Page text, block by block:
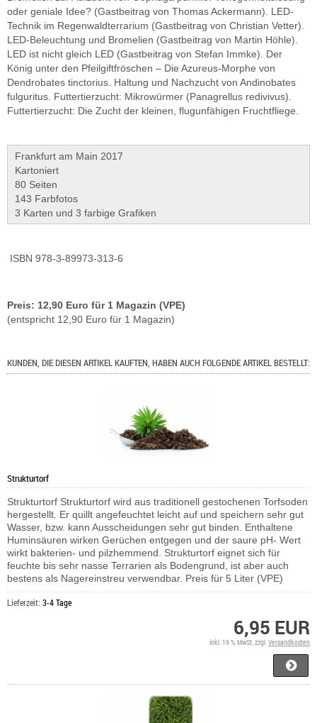
oder geniale Idee? (Gastbeitrag von Thomas Ackermann). LED-
Technik im Regenwaldterrarium (Gastbeitrag von Christian Vetter).
LED-Beleuchtung und Bromelien (Gastbeitrag von Martin Höhle).
LED ist nicht gleich LED (Gastbeitrag von Stefan Immke). Der
König unter den Pfeilgiftfröschen – Die Azureus-Morphe von
Dendrobates tinctorius. Haltung und Nachzucht von Andinobates
fulguritus. Futtertierzucht: Mikrowürmer (Panagrellus redivivus).
Futtertierzucht: Die Zucht der kleinen, flugunfähigen Fruchtfliege.
Frankfurt am Main 2017
Kartoniert
80 Seiten
143 Farbfotos
3 Karten und 3 farbige Grafiken
ISBN 978-3-89973-313-6
Preis: 12,90 Euro für 1 Magazin (VPE)
(entspricht 12,90 Euro für 1 Magazin)
KUNDEN, DIE DIESEN ARTIKEL KAUFTEN, HABEN AUCH FOLGENDE ARTIKEL BESTELLT:
Strukturtorf
Strukturtorf Strukturtorf wird aus traditionell gestochenen Torfsoden
hergestellt. Er quillt angefeuchtet leicht auf und speichern sehr gut
Wasser, bzw. kann Ausscheidungen sehr gut binden. Enthaltene
Huminsäuren wirken Gerüchen entgegen und der saure pH- Wert
wirkt bakterien- und pilzhemmend. Strukturtorf eignet sich für
feuchte bis sehr nasse Terrarien als Bodengrund, ist aber auch
bestens als Nagereinstreu verwendbar. Preis für 5 Liter (VPE)
Lieferzeit: 3-4 Tage
6,95 EUR
inkl. 19 % MwSt. zzgl.Versandkosten